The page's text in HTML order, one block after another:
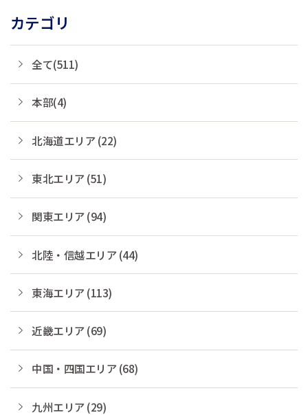
カテゴリ
全て(511)
本部(4)
北海道エリア (22)
東北エリア (51)
関東エリア (94)
北陸・信越エリア (44)
東海エリア (113)
近畿エリア (69)
中国・四国エリア (68)
九州エリア (29)